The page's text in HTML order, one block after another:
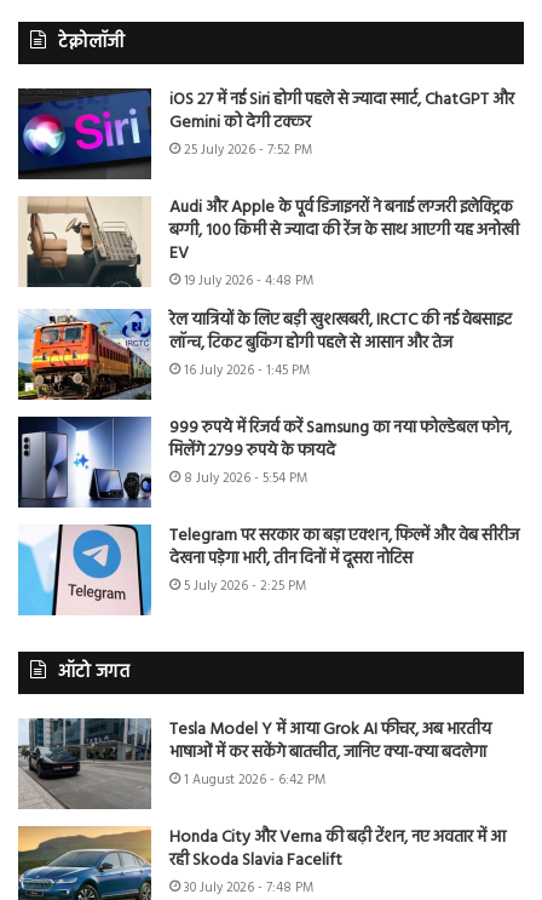
टेक्नोलॉजी
iOS 27 में नई Siri होगी पहले से ज्यादा स्मार्ट, ChatGPT और
Gemini को देगी टक्कर
25 July 2026 - 7:52 PM
Audi और Apple के पूर्व डिजाइनरों ने बनाई लग्जरी इलेक्ट्रिक
बग्गी, 100 किमी से ज्यादा की रेंज के साथ आएगी यह अनोखी
EV
19 July 2026 - 4:48 PM
रेल यात्रियों के लिए बड़ी खुशखबरी, IRCTC की नई वेबसाइट
लॉन्च, टिकट बुकिंग होगी पहले से आसान और तेज
16 July 2026 - 1:45 PM
999 रुपये में रिजर्व करें Samsung का नया फोल्डेबल फोन,
मिलेंगे 2799 रुपये के फायदे
8 July 2026 - 5:54 PM
Telegram पर सरकार का बड़ा एक्शन, फिल्में और वेब सीरीज
देखना पड़ेगा भारी, तीन दिनों में दूसरा नोटिस
5 July 2026 - 2:25 PM
ऑटो जगत
Tesla Model Y में आया Grok AI फीचर, अब भारतीय
भाषाओं में कर सकेंगे बातचीत, जानिए क्या-क्या बदलेगा
1 August 2026 - 6:42 PM
Honda City और Verna की बढ़ी टेंशन, नए अवतार में आ
रही Skoda Slavia Facelift
30 July 2026 - 7:48 PM